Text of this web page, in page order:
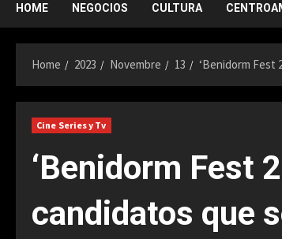
HOME NEGOCIOS CULTURA
Home 2023 Novembre 13 ‘Benidorm Fest
Cine Series y Tv
‘Benidorm Fest
candidatos que